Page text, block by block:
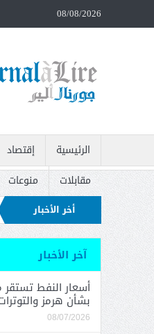
08/08/2026
الرئيسية إقتصاد
مقابلات
منوعات
أخر الأخبار مع إيران الذهب يقفز
وتدعو إلى سحبه
آخر الأخبار
أسعار النفط تستقر
بشأن هرمز
08/07/2026